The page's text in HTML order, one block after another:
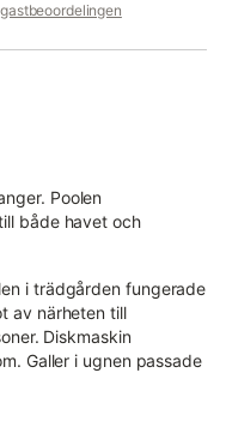
Poolen
både havet och
i trädgården fungerade
av närheten till
Diskmaskin
Galler i ugnen passade